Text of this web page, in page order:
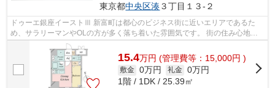
東京都中央区湊３丁目１３-２
ドゥーエ銀座イーストⅢ 新富町は都心のビジネス街に近いエリアであるた
め、サラリーマンやOLの方が多く落ち着いた雰囲気です。 街の住み心地に
加え、通勤や休日の遊び、どちらにも高...
15.4万円 (管理費等：15,000円 )
敷金 0万円 礼金 0万円
1階 / 1DK / 25.39㎡